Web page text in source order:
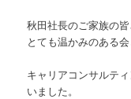
秋田社長のご家族の
とても温かみのある会
キャリアコンサルテ
いました。